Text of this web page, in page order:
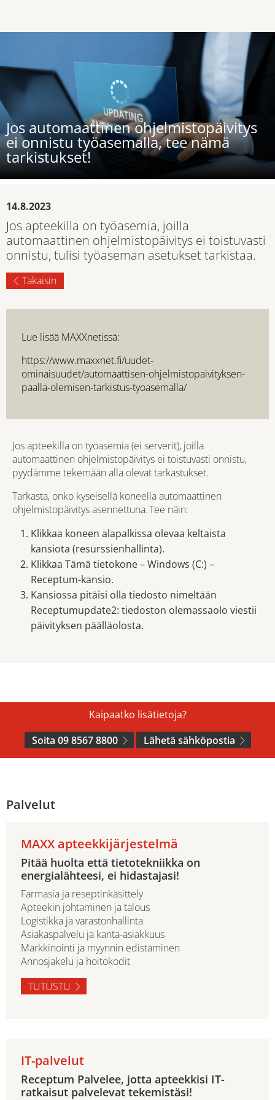
Jos automaattinen ohjelmistopäivitys
ei onnistu työasemalla, tee nämä
tarkistukset!
14.8.2023
Jos apteekilla on työasemia, joilla
automaattinen ohjelmistopäivitys ei toistuvasti
onnistu, tulisi työaseman asetukset tarkistaa.
Takaisin
Lue lisää MAXXnetissä:
https://www.maxxnet.fi/uudet-
ominaisuudet/automaattisen-ohjelmistopaivityksen-
paalla-olemisen-tarkistus-tyoasemalla/
Jos apteekilla on työasemia (ei serverit), joilla
automaattinen ohjelmistopäivitys ei toistuvasti onnistu,
pyydämme tekemään alla olevat tarkastukset.
Tarkasta, onko kyseisellä koneella automaattinen
ohjelmistopäivitys asennettuna. Tee näin:
Klikkaa koneen alapalkissa olevaa keltaista
kansiota (resurssienhallinta).
Klikkaa Tämä tietokone – Windows (C:) –
Receptum-kansio.
Kansiossa pitäisi olla tiedosto nimeltään
Receptumupdate2: tiedoston olemassaolo viestii
päivityksen päälläolosta.
Kaipaatko lisätietoja?
Soita 09 8567 8800
Lähetä sähköpostia
Palvelut
MAXX apteekkijärjestelmä
Pitää huolta että tietotekniikka on
energialähteesi, ei hidastajasi!
Farmasia ja reseptinkäsittely
Apteekin johtaminen ja talous
Logistikka ja varastonhallinta
Asiakaspalvelu ja kanta-asiakkuus
Markkinointi ja myynnin edistäminen
Annosjakelu ja hoitokodit
TUTUSTU
IT-palvelut
Receptum Palvelee, jotta apteekkisi IT-
ratkaisut palvelevat tekemistäsi!